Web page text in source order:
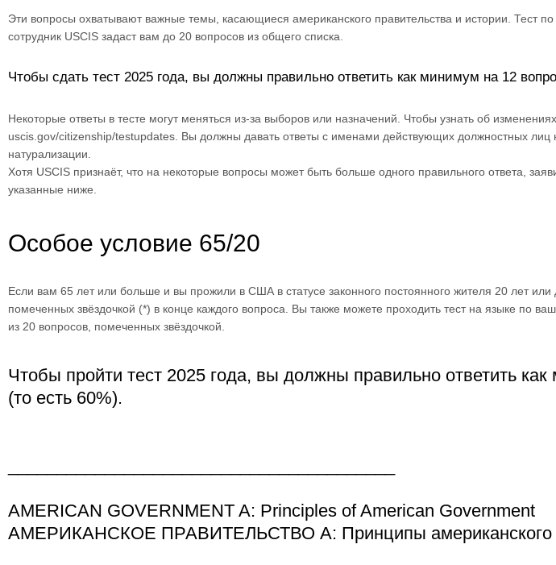
Эти вопросы охватывают важные темы, касающиеся американского правительства и истории. Тест
сотрудник USCIS задаст вам до 20 вопросов из общего списка.
Чтобы сдать тест 2025 года, вы должны правильно ответить как минимум на 12
Некоторые ответы в тесте могут меняться из-за выборов или назначений. Чтобы узнать об
uscis.gov/citizenship/testupdates. Вы должны давать ответы с именами действующих должностных
натурализации.
Хотя USCIS признаёт, что на некоторые вопросы может быть больше одного правильного ответа,
указанные ниже.
Особое условие 65/20
Если вам 65 лет или больше и вы прожили в США в статусе законного постоянного жителя 20 лет или
помеченных звёздочкой (*) в конце каждого вопроса. Вы также можете проходить тест на языке по
из 20 вопросов, помеченных звёздочкой.
Чтобы пройти тест 2025 года, вы должны правильно ответить
(то есть 60%).
AMERICAN GOVERNMENT A: Principles of American Government
АМЕРИКАНСКОЕ ПРАВИТЕЛЬСТВО A: Принципы американского